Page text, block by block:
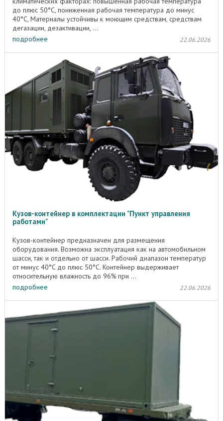
до плюс 50°C, пониженная рабочая температура до минус
40°C, Материалы устойчивы к моющим средствам, средствам
дегазации, дезактивации, ...
подробнее
22.06.2026
Кузов-контейнер в комплектации "Пункт управления
работами"
Кузов-контейнер предназначен для размещения
оборудования. Возможна эксплуатация как на автомобильном
шасси, так и отдельно от шасси. Рабочий диапазон температур
от минус 40°C до плюс 50°C. Контейнер выдерживает
относительную влажность до 96% при ...
подробнее
22.06.2026